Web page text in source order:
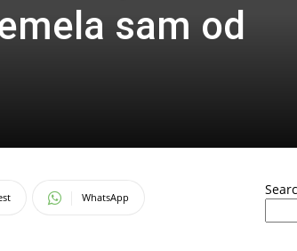
sam od
WhatsApp